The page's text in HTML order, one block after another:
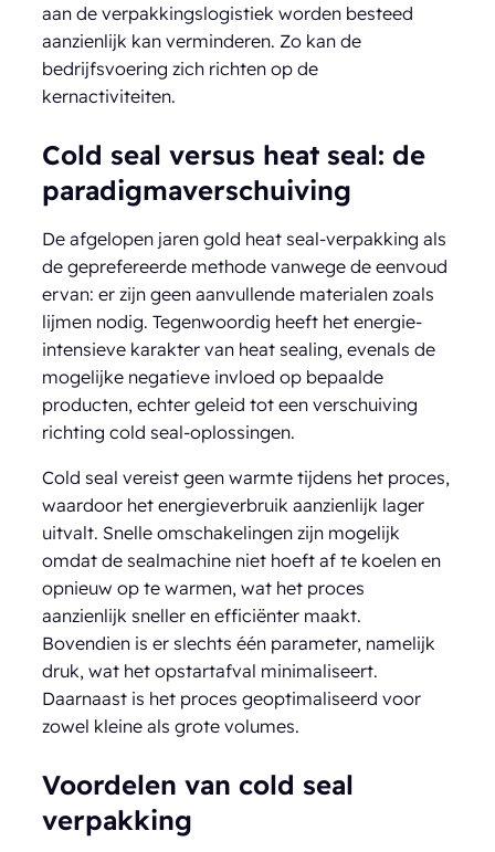
aan de verpakkingslogistiek worden besteed
aanzienlijk kan verminderen. Zo kan de
bedrijfsvoering zich richten op de
kernactiviteiten.
Cold seal versus heat seal: de
paradigmaverschuiving
De afgelopen jaren gold heat seal-verpakking als
de geprefereerde methode vanwege de eenvoud
ervan: er zijn geen aanvullende materialen zoals
lijmen nodig. Tegenwoordig heeft het energie-
intensieve karakter van heat sealing, evenals de
mogelijke negatieve invloed op bepaalde
producten, echter geleid tot een verschuiving
richting cold seal-oplossingen.
Cold seal vereist geen warmte tijdens het proces,
waardoor het energieverbruik aanzienlijk lager
uitvalt. Snelle omschakelingen zijn mogelijk
omdat de sealmachine niet hoeft af te koelen en
opnieuw op te warmen, wat het proces
aanzienlijk sneller en efficiënter maakt.
Bovendien is er slechts één parameter, namelijk
druk, wat het opstartafval minimaliseert.
Daarnaast is het proces geoptimaliseerd voor
zowel kleine als grote volumes.
Voordelen van cold seal
verpakking